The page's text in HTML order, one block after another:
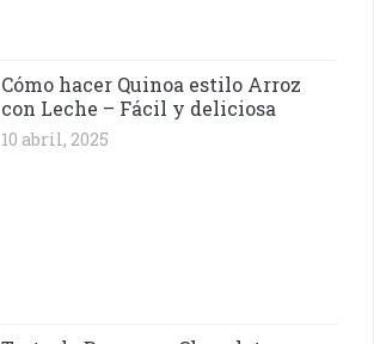
Cómo hacer Quinoa estilo Arroz
con Leche – Fácil y deliciosa
10 abril, 2025